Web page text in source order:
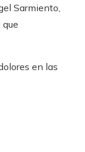
Sarmiento,
en las